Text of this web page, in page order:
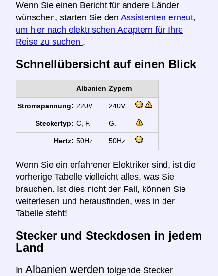
Wenn Sie einen Bericht für andere Länder
wünschen, starten Sie den Assistenten erneut,
um hier nach elektrischen Adaptern für Ihre
Reise zu suchen .
Schnellübersicht auf einen Blick
Albanien Zypern
Stromspannung: 220V. 240V.
Steckertyp: C, F. G.
Hertz: 50Hz. 50Hz.
Wenn Sie ein erfahrener Elektriker sind, ist die
vorherige Tabelle vielleicht alles, was Sie
brauchen. Ist dies nicht der Fall, können Sie
weiterlesen und herausfinden, was in der
Tabelle steht!
Stecker und Steckdosen in jedem
Land
In Albanien werden folgende Stecker